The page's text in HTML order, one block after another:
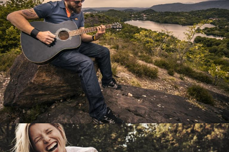
Перевод интернет-магазина
Guitaramania.ru на 1С-Битрикс
Смотреть проект